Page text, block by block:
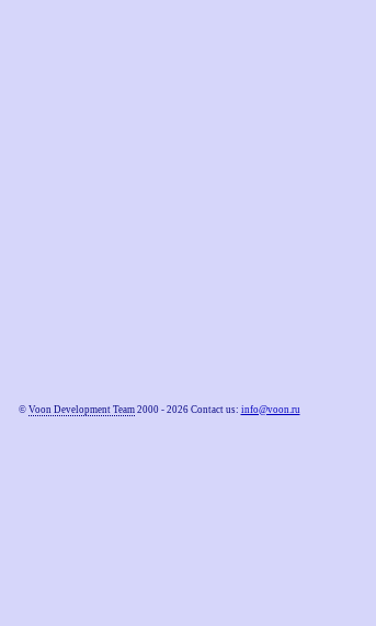
© Voon Development Team2000 - 2026 Contact us: info@voon.ru